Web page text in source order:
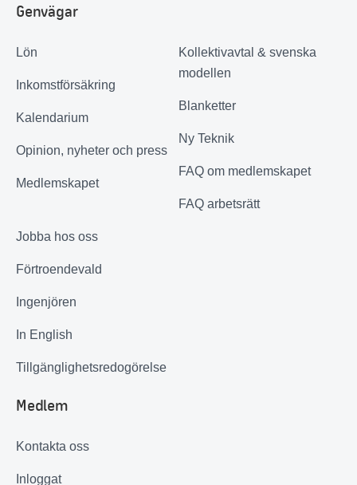
Genvägar
Lön
Inkomstförsäkring
Kalendarium
Opinion, nyheter och press
Medlemskapet
Kollektivavtal & svenska
modellen
Blanketter
Ny Teknik
FAQ om medlemskapet
FAQ arbetsrätt
Jobba hos oss
Förtroendevald
Ingenjören
In English
Tillgänglighetsredogörelse
Medlem
Kontakta oss
Inloggat